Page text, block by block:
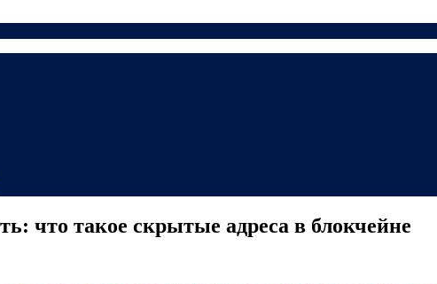
что такое скрытые адреса в блокчейне